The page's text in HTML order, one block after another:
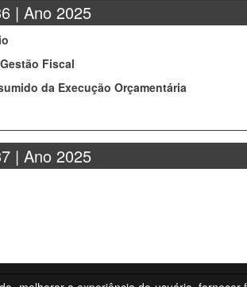
| Ano 2025
Fiscal
da Execução Orçamentária
| Ano 2025